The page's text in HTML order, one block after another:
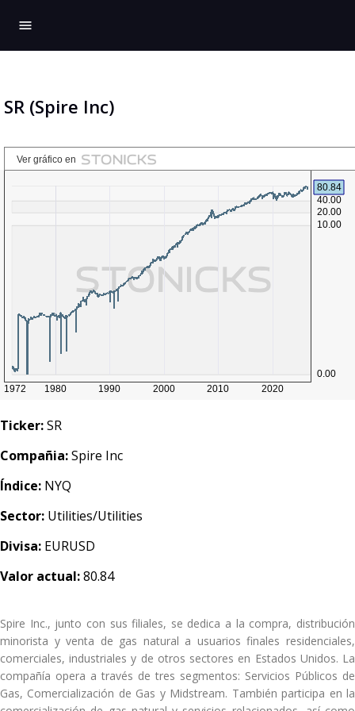
menu
SR (Spire Inc)
Ticker:SR
Compañia:Spire Inc
Índice: NYQ
Sector: Utilities/Utilities
Divisa: EURUSD
Valor actual:80.84
Spire Inc., junto con sus filiales, se dedica a la compra, distribución
minorista y venta de gas natural a usuarios finales residenciales,
comerciales, industriales y de otros sectores en Estados Unidos. La
compañía opera a través de tres segmentos: Servicios Públicos de
Gas, Comercialización de Gas y Midstream. También participa en la